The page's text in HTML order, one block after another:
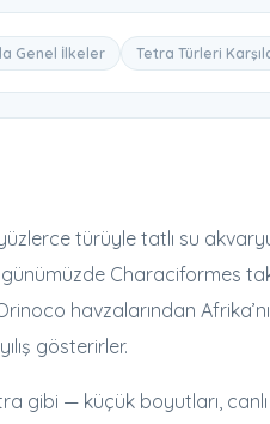
Genel İlkeler Tetra Türleri
türüyle tatlı su
Characiformes
havzalarından
gösterirler.
— küçük boyutları, canlı